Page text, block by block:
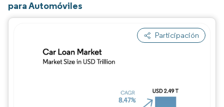
para Automóviles
Participación